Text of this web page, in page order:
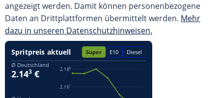
angezeigt werden. Damit können personenbezogene
Daten an Drittplattformen übermittelt werden. Mehr
dazu in unseren Datenschutzhinweisen.